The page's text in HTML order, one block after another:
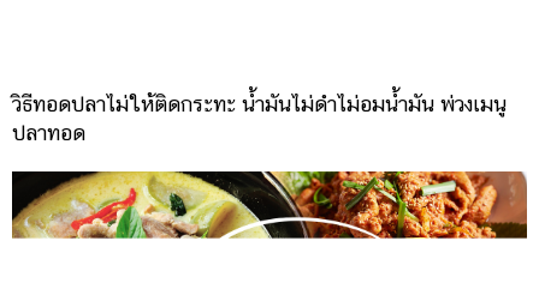
วิธีทอดปลาไม่ให้ติดกระทะ น้ำมันไม่ดำไม่อมน้ำมัน พ่วงเมนู
ปลาทอด